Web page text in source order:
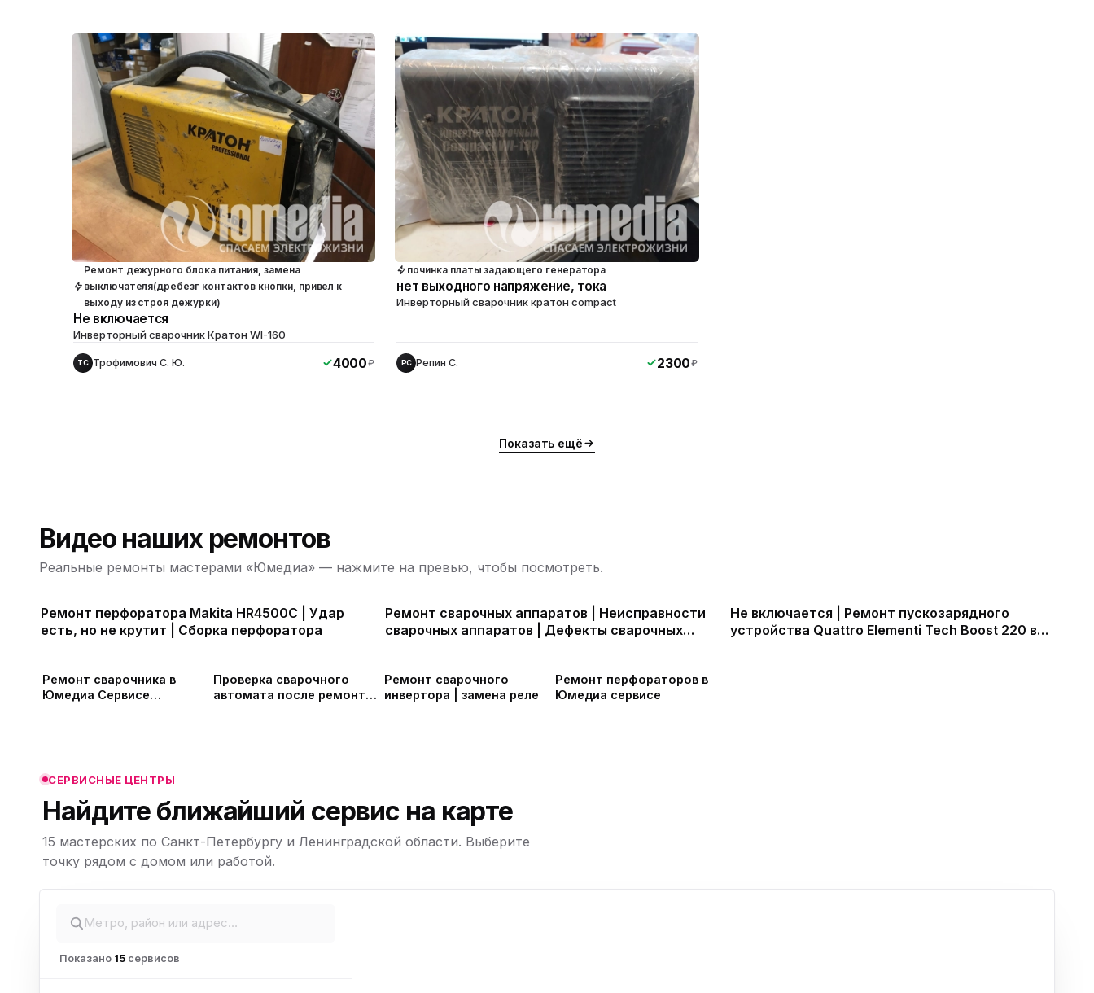
Ремонт дежурного блока питания, замена
выключателя(дребезг контактов кнопки, привел к
выходу из строя дежурки)
Не включается
Инверторный сварочник Кратон WI-160
ТС Трофимович С. Ю. 4000₽
починка платы задающего генератора
нет выходного напряжение, тока
Инверторный сварочник кратон compact
РС Репин С. 2300₽
Показать ещё
Видео наших ремонтов
Реальные ремонты мастерами «Юмедиа» — нажмите на превью, чтобы посмотреть.
Ремонт перфоратора Makita HR4500C | Удар
есть, но не крутит | Сборка перфоратора
Ремонт сварочных аппаратов | Неисправности
сварочных аппаратов | Дефекты сварочных
Не включается | Ремонт пускозарядного
устройства Quattro Elementi Tech Boost 220 в
Ремонт сварочника в
Юмедиа Сервисе
Проверка сварочного
автомата после ремонта
Ремонт сварочного
инвертора | замена реле
Ремонт перфораторов в
Юмедиа сервисе
СЕРВИСНЫЕ ЦЕНТРЫ
Найдите ближайший сервис на карте
15 мастерских по Санкт-Петербургу и Ленинградской области. Выберите
точку рядом с домом или работой.
Показано 15 сервисов
ю